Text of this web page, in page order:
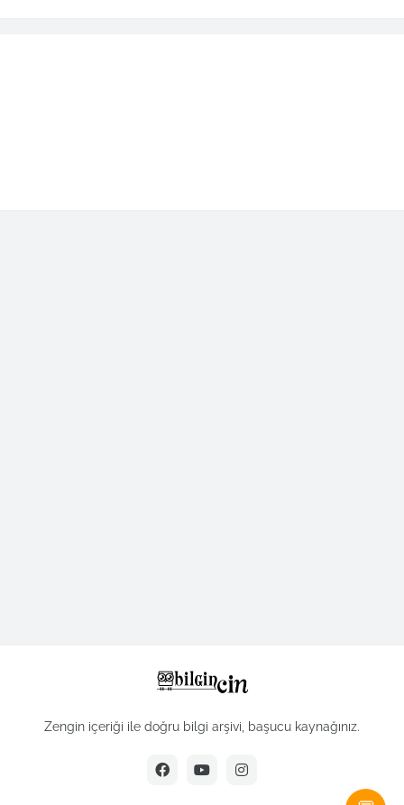
Zengin içeriği ile doğru bilgi arşivi, başucu kaynağınız.